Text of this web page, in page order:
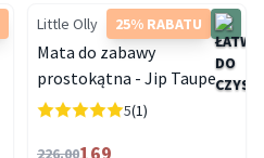
25% RABATU
Little Olly
Mata do zabawy
prostokątna - Jip Taupe
5(1)
226.00